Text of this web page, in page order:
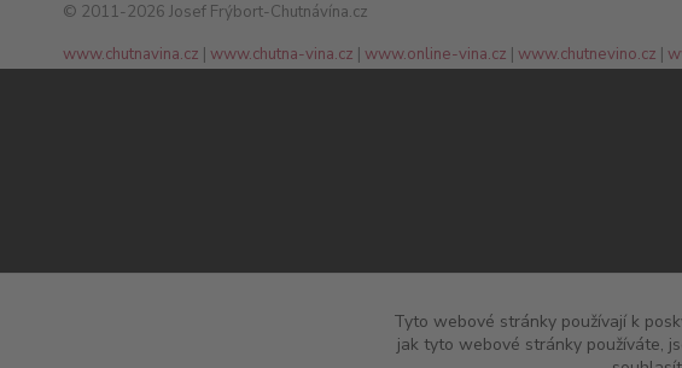
© 2011-2026 Josef Frýbort-Chutnávína.cz
www.chutnavina.cz | www.chutna-vina.cz | www.online-vina.cz | www.chutnevino.cz |
Tyto webové stránky používají k
jak tyto webové stránky používáte,